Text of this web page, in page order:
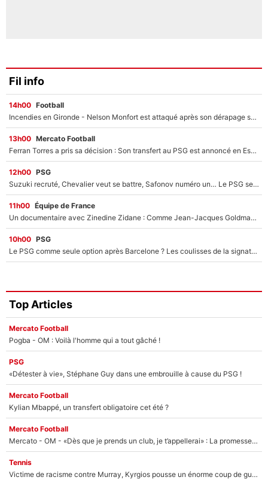
Fil info
14h00 Football
Incendies en Gironde - Nelson Monfort est attaqué après son dérapage sur CNews : «Et lui, il prend combien pour parler dans un studio climatisé?»
13h00 Mercato Football
Ferran Torres a pris sa décision : Son transfert au PSG est annoncé en Espagne !
12h00 PSG
Suzuki recruté, Chevalier veut se battre, Safonov numéro un… Le PSG se lance encore dans un gros chantier pour le poste de gardien de but
11h00 Équipe de France
Un documentaire avec Zinedine Zidane : Comme Jean-Jacques Goldman et Mylène Farmer, le nouveau sélectionneur de l'équipe de France a recalé une journaliste très connue
10h00 PSG
Le PSG comme seule option après Barcelone ? Les coulisses de la signature historique de Lionel Messi sont révélées au grand jour !
Top Articles
Mercato Football
Pogba - OM : Voilà l'homme qui a tout gâché !
PSG
«Détester à vie», Stéphane Guy dans une embrouille à cause du PSG !
Mercato Football
Kylian Mbappé, un transfert obligatoire cet été ?
Mercato Football
Mercato - OM - «Dès que je prends un club, je t’appellerai» : La promesse de Marcelino au moment de claquer la porte
Tennis
Victime de racisme contre Murray, Kyrgios pousse un énorme coup de gueule !